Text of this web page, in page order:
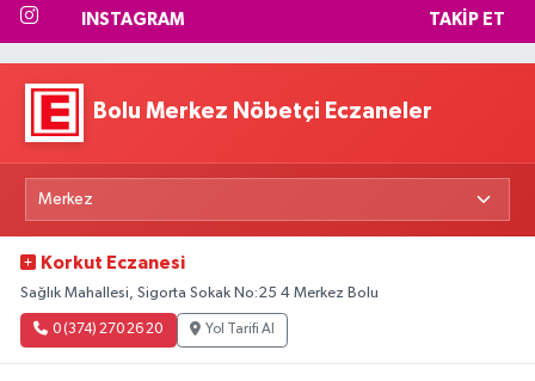
INSTAGRAM TAKIP ET
Bolu Merkez Nöbetçi Eczaneler
Korkut Eczanesi
Sağlık Mahallesi, Sigorta Sokak No:25 4 Merkez Bolu
0 (374) 270 26 20 Yol Tarifi Al